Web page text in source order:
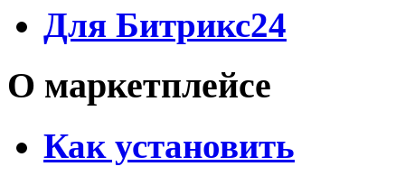
Для Битрикс24
О маркетплейсе
Как установить